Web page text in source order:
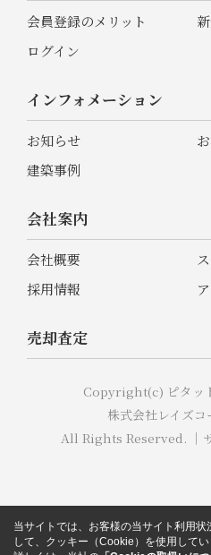
会員登録のメリット
ログイン
インフォメーション
お知らせ
建築事例
会社案内
会社概要
採用情報
売却査定
Copyright(c) ピタッ
株式会社レイズ
All Rights Reserved. ｜
当サイトでは、お客様の当サイト利用
して、クッキー（Cookie）を使用してい